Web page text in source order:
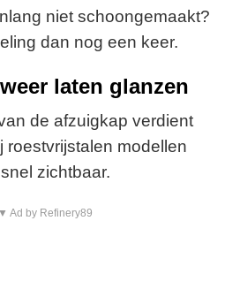
niet schoongemaakt?
dan nog een keer.
laten glanzen
de afzuigkap verdient
roestvrijstalen modellen
zichtbaar.
▼ Ad by Refinery89